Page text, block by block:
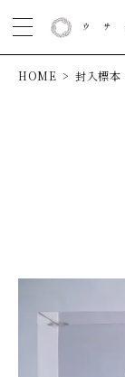
HOME 封入標本